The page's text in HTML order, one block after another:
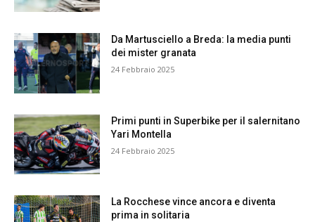
Da Martusciello a Breda: la media punti
dei mister granata
24 Febbraio 2025
Primi punti in Superbike per il salernitano
Yari Montella
24 Febbraio 2025
La Rocchese vince ancora e diventa
prima in solitaria